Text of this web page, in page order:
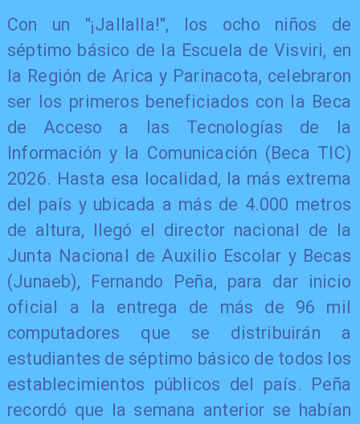
Con un "¡Jallalla!", los ocho niños de
séptimo básico de la Escuela de Visviri, en
la Región de Arica y Parinacota, celebraron
ser los primeros beneficiados con la Beca
de Acceso a las Tecnologías de la
Información y la Comunicación (Beca TIC)
2026. Hasta esa localidad, la más extrema
del país y ubicada a más de 4.000 metros
de altura, llegó el director nacional de la
Junta Nacional de Auxilio Escolar y Becas
(Junaeb), Fernando Peña, para dar inicio
oficial a la entrega de más de 96 mil
computadores que se distribuirán a
estudiantes de séptimo básico de todos los
establecimientos públicos del país. Peña
recordó que la semana anterior se habían